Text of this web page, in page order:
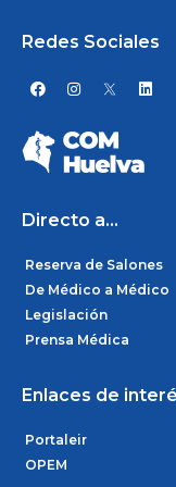
Redes Sociales
F
a
e
b
o
o
I
n
a
g
r
L
i
i
Directo a...
Reserva de Salones
De Médico a Médico
Legislación
Prensa Médica
Enlaces de
Portaleir
OPEM